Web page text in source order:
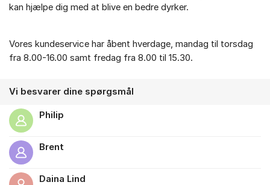
kan hjælpe dig med at blive en bedre dyrker.
Vores kundeservice har åbent hverdage, mandag til torsdag
fra 8.00-16.00 samt fredag fra 8.00 til 15.30.
Vi besvarer dine spørgsmål
Philip
Brent
Daina Lind